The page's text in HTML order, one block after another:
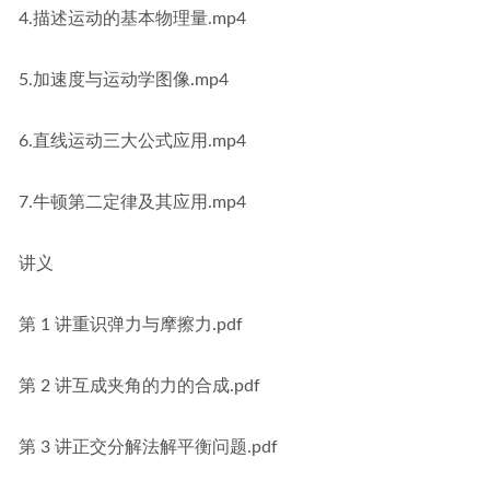
4.描述运动的基本物理量.mp4
5.加速度与运动学图像.mp4
6.直线运动三大公式应用.mp4
7.牛顿第二定律及其应用.mp4
讲义
第 1 讲重识弹力与摩擦力.pdf
第 2 讲互成夹角的力的合成.pdf
第 3 讲正交分解法解平衡问题.pdf